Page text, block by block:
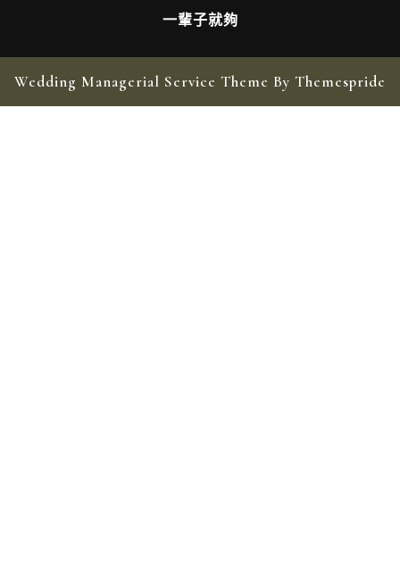
一輩子就夠
Wedding Managerial Service Theme By Themespride